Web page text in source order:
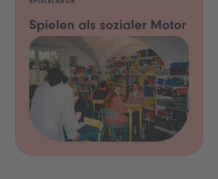
SPIELELABOR
Spielen als sozialer Motor